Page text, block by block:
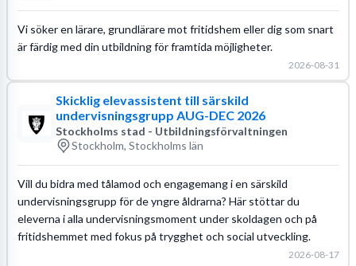
Vi söker en lärare, grundlärare mot fritidshem eller dig som snart
är färdig med din utbildning för framtida möjligheter.
2026-08-31
Skicklig elevassistent till särskild
undervisningsgrupp AUG-DEC 2026
Stockholms stad - Utbildningsförvaltningen
Stockholm, Stockholms län
Vill du bidra med tålamod och engagemang i en särskild
undervisningsgrupp för de yngre åldrarna? Här stöttar du
eleverna i alla undervisningsmoment under skoldagen och på
fritidshemmet med fokus på trygghet och social utveckling.
2026-08-17